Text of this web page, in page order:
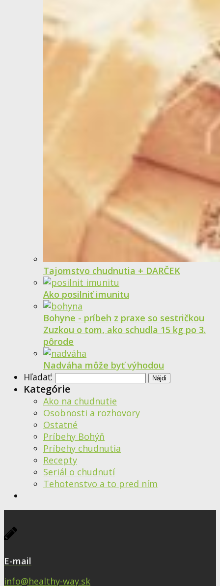
Tajomstvo chudnutia + DARČEK
Ako posilniť imunitu
Bohyne - príbeh z praxe so sestričkou
Zuzkou o tom, ako schudla 15 kg po 3.
pôrode
Nadváha môže byť výhodou
Hľadať:
Kategórie
Ako na chudnutie
Osobnosti a rozhovory
Ostatné
Príbehy Bohýň
Príbehy chudnutia
Recepty
Seriál o chudnutí
Tehotenstvo a to pred ním
E-mail
info@healthy-way.sk